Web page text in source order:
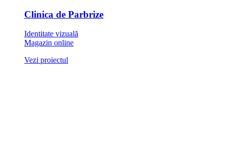
Clinica de Parbrize
Identitate vizuală
Magazin online
Vezi proiectul